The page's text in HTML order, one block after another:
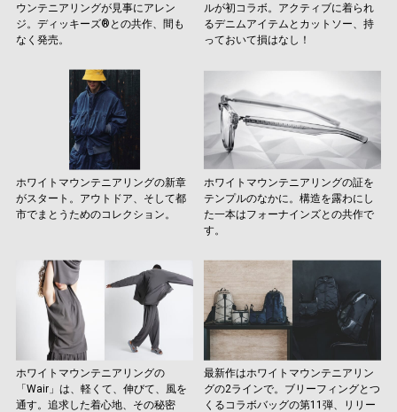
ウンテニアリングが見事にアレン
ジ。ディッキーズ®との共作、間も
なく発売。
ルが初コラボ。アクティブに着られ
るデニムアイテムとカットソー、持
っておいて損はなし！
ホワイトマウンテニアリングの新章
がスタート。アウトドア、そして都
市でまとうためのコレクション。
ホワイトマウンテニアリングの証を
テンプルのなかに。構造を露わにし
た一本はフォーナインズとの共作で
す。
ホワイトマウンテニアリングの
「Wair」は、軽くて、伸びて、風を
通す。追求した着心地、その秘密
最新作はホワイトマウンテニアリン
グの2ラインで。ブリーフィングとつ
くるコラボバッグの第11弾、リリー